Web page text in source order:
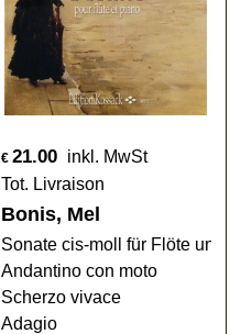
€ 21.00 inkl. MwSt
Tot. Livraison
Bonis, Mel
Sonate cis-moll für Flöte und
Andantino con moto
Scherzo vivace
Adagio